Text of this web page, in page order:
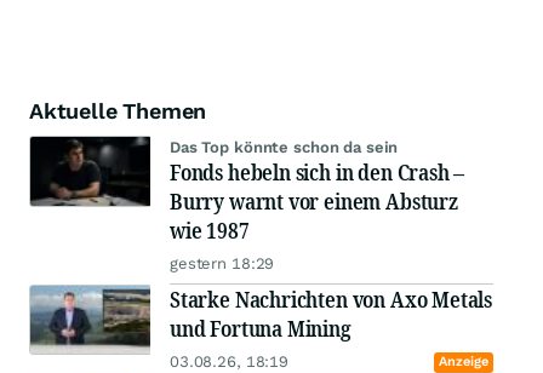
Aktuelle Themen
Das Top könnte schon da sein
Fonds hebeln sich in den Crash –
Burry warnt vor einem Absturz
wie 1987
gestern 18:29
Starke Nachrichten von Axo Metals
und Fortuna Mining
03.08.26, 18:19 Anzeige